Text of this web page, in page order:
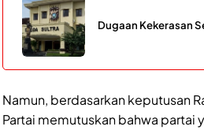
Dugaan Kekerasan
Namun, berdasarkan keputusan
Partai memutuskan bahwa partai